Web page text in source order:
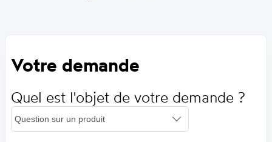
Votre demande
Quel est l'objet de votre demande ?